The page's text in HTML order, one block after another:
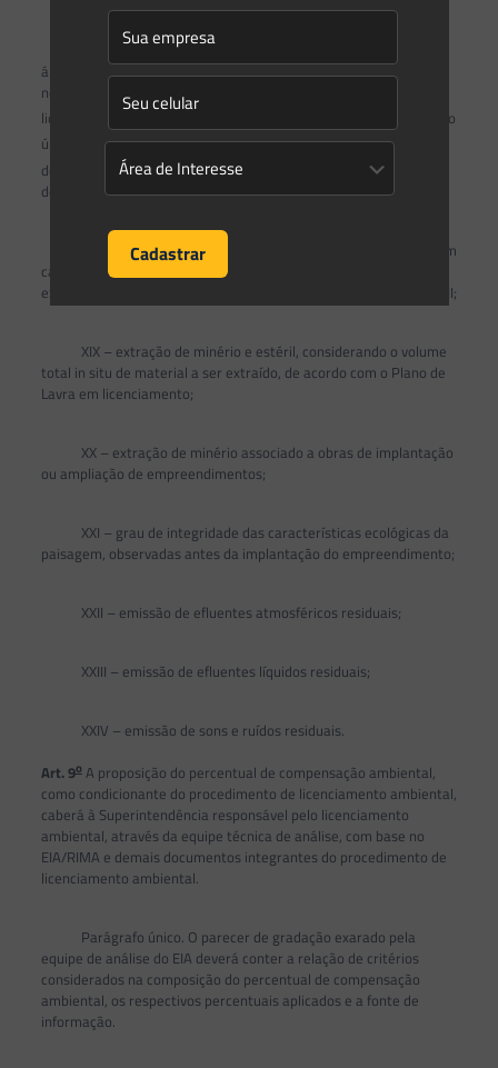
XVII – existência de cavernas ou fenômenos cársticos na
área de influência direta do empreendimento, conforme definido
no EIA e demais documentos integrantes do procedimento de
licenciamento ambiental, conforme definidas no Art. 1
, Parágrafo
único do
Decreto Federal no99.556/1990(com as alterações
do
Decreto no6.640/2008), ou fenômenos cársticos como dolinas,
depressões fechadas, sumidouros, ressurgências e condutos;
XVIII – desaparecimento de atributos abióticos da paisagem
causados pela implantação ou ampliação do empreendimento,
excluindo-se as cavernas ou fenômenos cársticos, citados em XVII;
XIX – extração de minério e estéril, considerando o volume
total in situ de material a ser extraído, de acordo com o Plano de
Lavra em licenciamento;
XX – extração de minério associado a obras de implantação
ou ampliação de empreendimentos;
XXI – grau de integridade das características ecológicas da
paisagem, observadas antes da implantação do empreendimento;
XXII – emissão de efluentes atmosféricos residuais;
XXIII – emissão de efluentes líquidos residuais;
XXIV – emissão de sons e ruídos residuais.
Art. 9oA proposição do percentual de compensação ambiental,
como condicionante do procedimento de licenciamento ambiental,
caberá à Superintendência responsável pelo licenciamento
ambiental, através da equipe técnica de análise, com base no
EIA/RIMA e demais documentos integrantes do procedimento de
licenciamento ambiental.
Parágrafo único. O parecer de gradação exarado pela
equipe de análise do EIA deverá conter a relação de critérios
considerados na composição do percentual de compensação
ambiental, os respectivos percentuais aplicados e a fonte de
informação.